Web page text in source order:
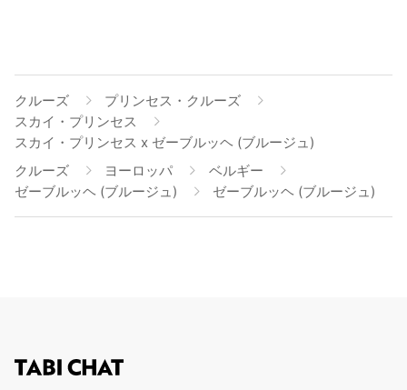
クルーズ
プリンセス・クルーズ
スカイ・プリンセス
スカイ・プリンセス x ゼーブルッヘ (ブルージュ)
クルーズ
ヨーロッパ
ベルギー
ゼーブルッヘ (ブルージュ)
ゼーブルッヘ (ブルージュ)